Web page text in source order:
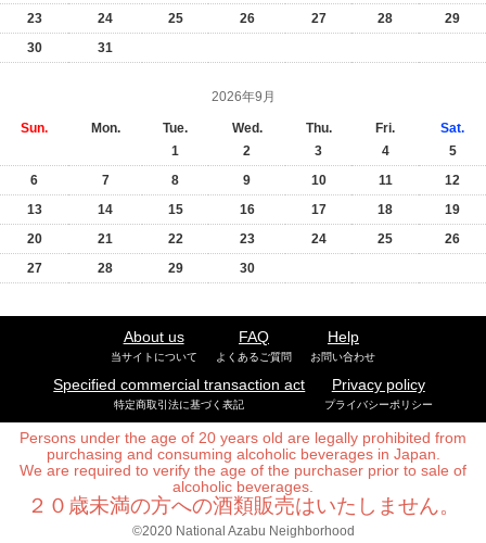
23
24 25 26 27 28
29
30
31
2026年9月
Sun. Mon. Tue. Wed. Thu. Fri.
Sat.
1
2 3 4
5
6
7 8 9 10 11
12
13
14 15 16 17 18
19
20
21 22 23 24 25
26
27
28 29 30
About us
当サイトについて
FAQ
よくあるご質問
Help
お問い合わせ
Specified commercial transaction act
特定商取引法に基づく表記
Privacy policy
プライバシーポリシー
Persons under the age of 20 years old are legally prohibited from
purchasing and consuming alcoholic beverages in Japan.
We are required to verify the age of the purchaser prior to sale of
alcoholic beverages.
２０歳未満の方への酒類販売はいたしません。
©2020 National Azabu Neighborhood